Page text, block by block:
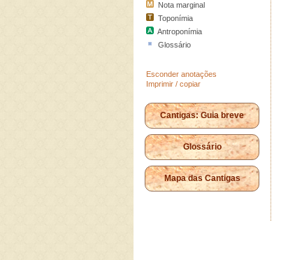
Nota marginal
Toponímia
Antroponímia
Glossário
Esconder anotações
Imprimir / copiar
Cantigas: Guia breve
Glossário
Mapa das Cantigas